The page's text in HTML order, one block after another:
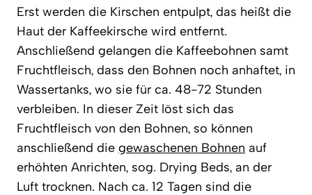
Erst werden die Kirschen entpulpt, das heißt die
Haut der Kaffeekirsche wird entfernt.
Anschließend gelangen die Kaffeebohnen samt
Fruchtfleisch, dass den Bohnen noch anhaftet, in
Wassertanks, wo sie für ca. 48-72 Stunden
verbleiben. In dieser Zeit löst sich das
Fruchtfleisch von den Bohnen, so können
anschließend die gewaschenen Bohnen auf
erhöhten Anrichten, sog. Drying Beds, an der
Luft trocknen. Nach ca. 12 Tagen sind die